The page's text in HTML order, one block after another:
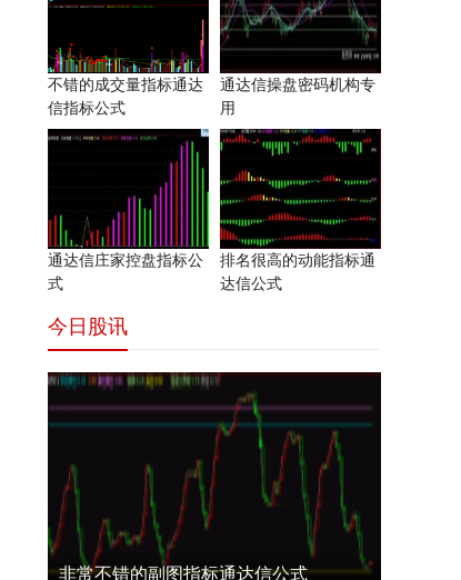
不错的成交量指标通达
信指标公式
通达信操盘密码机构专
用
通达信庄家控盘指标公
式
排名很高的动能指标通
达信公式
今日股讯
非常不错的副图指标通达信公式